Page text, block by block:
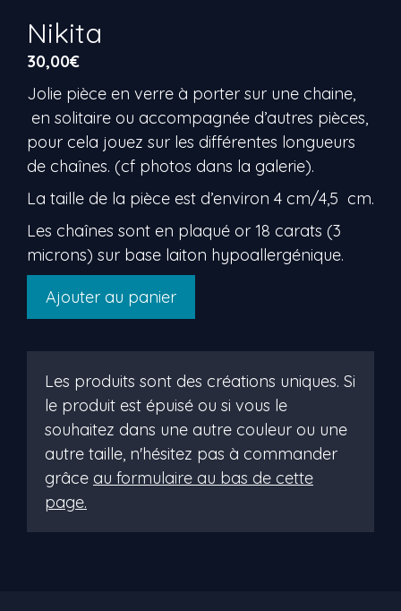
Nikita
30,00€
Jolie pièce en verre à porter sur une chaine,
en solitaire ou accompagnée d’autres pièces,
pour cela jouez sur les différentes longueurs
de chaînes. (cf photos dans la galerie).
La taille de la pièce est d’environ 4 cm/4,5 cm.
Les chaînes sont en plaqué or 18 carats (3
microns) sur base laiton hypoallergénique.
quantité
Ajouter au panier
Les produits sont des créations uniques. Si
le produit est épuisé ou si vous le
souhaitez dans une autre couleur ou une
autre taille, n'hésitez pas à commander
grâce au formulaire au bas de cette
page.